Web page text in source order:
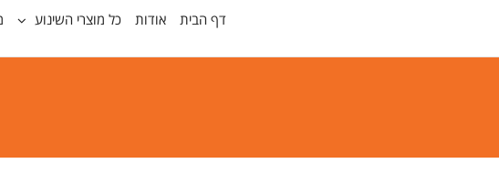
דף הבית אודות כל מוצרי השינוע